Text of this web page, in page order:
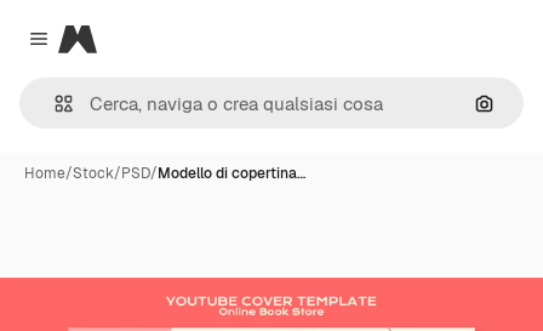
Close menu
Magnific
Cerca
Home/Stock/PSD/Modello di copertina…